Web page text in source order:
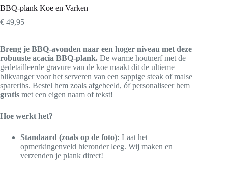
BBQ-plank Koe en Varken
€ 49,95
Breng je BBQ-avonden naar een hoger niveau met deze
robuuste acacia BBQ-plank. De warme houtnerf met de
gedetailleerde gravure van de koe maakt dit de ultieme
blikvanger voor het serveren van een sappige steak of malse
spareribs. Bestel hem zoals afgebeeld, óf personaliseer hem
gratis met een eigen naam of tekst!
Hoe werkt het?
Standaard (zoals op de foto): Laat het
opmerkingenveld hieronder leeg. Wij maken en
verzenden je plank direct!